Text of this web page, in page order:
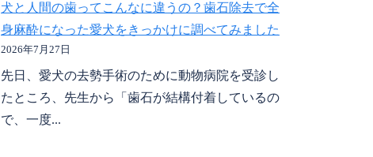
犬と人間の歯ってこんなに違うの？歯石除去で全
身麻酔になった愛犬をきっかけに調べてみました
2026年7月27日
先日、愛犬の去勢手術のために動物病院を受診し
たところ、先生から「歯石が結構付着しているの
で、一度...